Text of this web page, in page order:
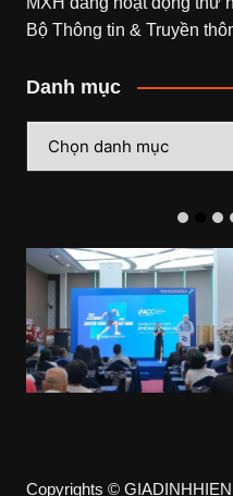
Bộ Thông tin & Truyền
Danh mục
mục
Copyrights ©